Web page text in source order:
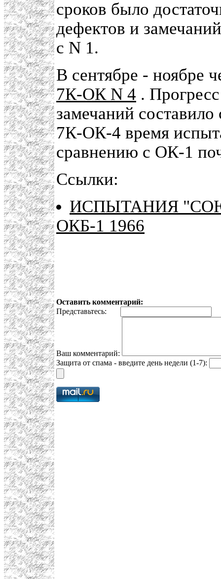
сроков было
дефектов и
с N 1.
В сентябре - ноябре
7К-ОК N 4 .
замечаний
7К-ОК-4 время
сравнению с ОК-1
Ссылки:
ИСПЫТАНИЯ
ОКБ-1 1966
Оставить комментарий:
Представьтесь:
Ваш комментарий:
Защита от спама - введите день недели (1-7):